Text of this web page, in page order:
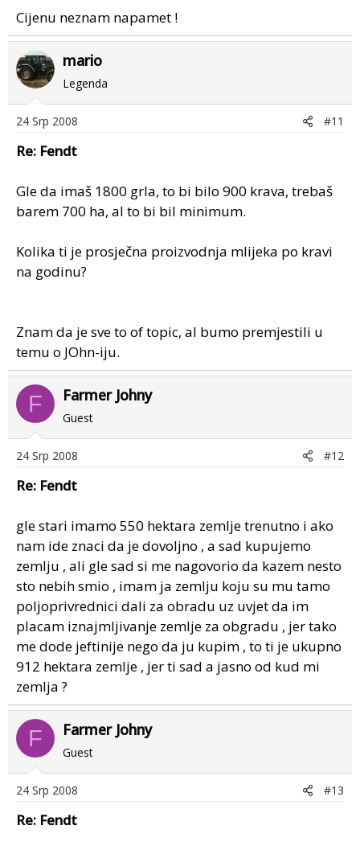
Cijenu neznam napamet !
mario
Legenda
24 Srp 2008 #11
Re: Fendt
Gle da imaš 1800 grla, to bi bilo 900 krava, trebaš
barem 700 ha, al to bi bil minimum.
Kolika ti je prosječna proizvodnja mlijeka po kravi
na godinu?
Znam da je sve to of topic, al bumo premjestili u
temu o JOhn-iju.
F Farmer Johny
Guest
24 Srp 2008 #12
Re: Fendt
gle stari imamo 550 hektara zemlje trenutno i ako
nam ide znaci da je dovoljno , a sad kupujemo
zemlju , ali gle sad si me nagovorio da kazem nesto
sto nebih smio , imam ja zemlju koju su mu tamo
poljoprivrednici dali za obradu uz uvjet da im
placam iznajmljivanje zemlje za obgradu , jer tako
me dode jeftinije nego da ju kupim , to ti je ukupno
912 hektara zemlje , jer ti sad a jasno od kud mi
zemlja ?
F Farmer Johny
Guest
24 Srp 2008 #13
Re: Fendt